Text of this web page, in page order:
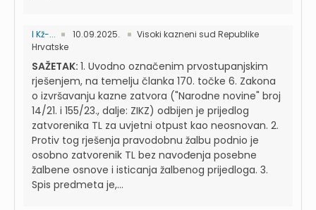
I Kž-... 10.09.2025.
Visoki kazneni sud Republike
Hrvatske
SAŽETAK: 1. Uvodno označenim prvostupanjskim
rješenjem, na temelju članka 170. točke 6. Zakona
o izvršavanju kazne zatvora ("Narodne novine" broj
14/21. i 155/23., dalje: ZIKZ) odbijen je prijedlog
zatvorenika TL za uvjetni otpust kao neosnovan. 2.
Protiv tog rješenja pravodobnu žalbu podnio je
osobno zatvorenik TL bez navođenja posebne
žalbene osnove i isticanja žalbenog prijedloga. 3.
Spis predmeta je,...